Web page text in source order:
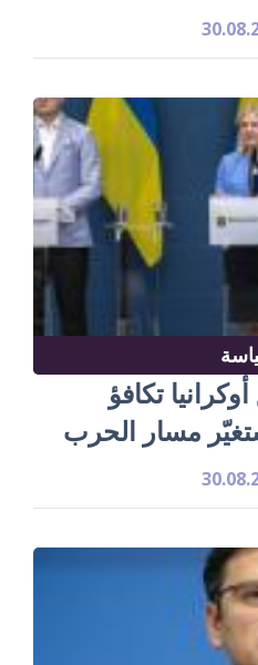
تكافؤ
مسار الحرب